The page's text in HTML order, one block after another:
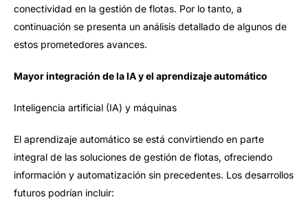
conectividad en la gestión de flotas. Por lo tanto, a
continuación se presenta un análisis detallado de algunos de
estos prometedores avances.
Mayor integración de la IA y el aprendizaje automático
Inteligencia artificial (IA) y máquinas
El aprendizaje automático se está convirtiendo en parte
integral de las soluciones de gestión de flotas, ofreciendo
información y automatización sin precedentes. Los desarrollos
futuros podrían incluir: